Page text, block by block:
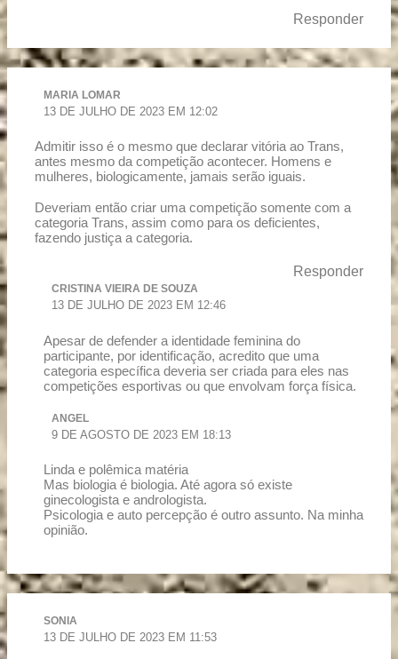
Responder
MARIA LOMAR
13 DE JULHO DE 2023 EM 12:02
Admitir isso é o mesmo que declarar vitória ao Trans,
antes mesmo da competição acontecer. Homens e
mulheres, biologicamente, jamais serão iguais.
Deveriam então criar uma competição somente com a
categoria Trans, assim como para os deficientes,
fazendo justiça a categoria.
Responder
CRISTINA VIEIRA DE SOUZA
13 DE JULHO DE 2023 EM 12:46
Apesar de defender a identidade feminina do
participante, por identificação, acredito que uma
categoria específica deveria ser criada para eles nas
competições esportivas ou que envolvam força física.
ANGEL
9 DE AGOSTO DE 2023 EM 18:13
Linda e polêmica matéria
Mas biologia é biologia. Até agora só existe
ginecologista e andrologista.
Psicologia e auto percepção é outro assunto. Na minha
opinião.
SONIA
13 DE JULHO DE 2023 EM 11:53